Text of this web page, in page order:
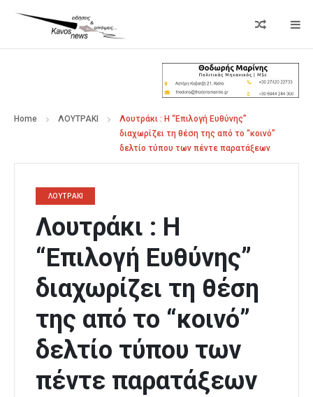
Home ΛΟΥΤΡΑΚΙ
Λουτράκι : Η “Επιλογή Ευθύνης”
διαχωρίζει τη θέση της από το “κοινό”
δελτίο τύπου των πέντε παρατάξεων
ΛΟΥΤΡΑΚΙ
Λουτράκι : Η
“Επιλογή Ευθύνης”
διαχωρίζει τη θέση
της από το “κοινό”
δελτίο τύπου των
πέντε παρατάξεων